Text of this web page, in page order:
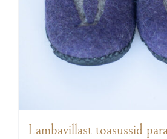
Lambavillast toasussid